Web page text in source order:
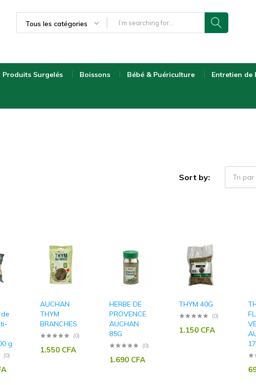
Tous les catégories
Produits Surgelés Boissons Bébé & Puériculture Entretien de
Sort by: Tri
g
(0)
AUCHAN
THYM
BRANCHES
(0)
1.550 CFA
HERBE DE
PROVENCE
AUCHAN
85G
(0)
1.690 CFA
THYM 40G
(0)
1.150 CFA